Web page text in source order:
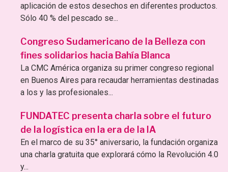
aplicación de estos desechos en diferentes productos.
Sólo 40 % del pescado se...
Congreso Sudamericano de la Belleza con
fines solidarios hacia Bahía Blanca
La CMC América organiza su primer congreso regional
en Buenos Aires para recaudar herramientas destinadas
a los y las profesionales...
FUNDATEC presenta charla sobre el futuro
de la logística en la era de la IA
En el marco de su 35° aniversario, la fundación organiza
una charla gratuita que explorará cómo la Revolución 4.0
y...